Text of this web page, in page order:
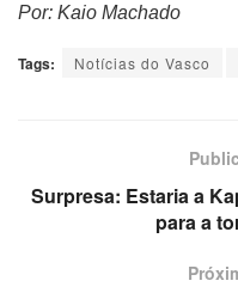
Por: Kaio Machado
Tags: Notícias do Vasco
Surpresa: Estaria a
para a